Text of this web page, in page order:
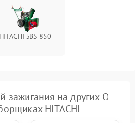
1000 ₽
1000 ₽ Подробнее →
HITACHI SBS 850
зажигания на других О
HITACHI